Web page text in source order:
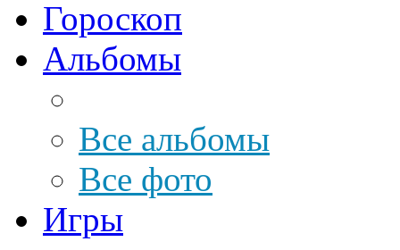
Гороскоп
Альбомы
Все альбомы
Все фото
Игры